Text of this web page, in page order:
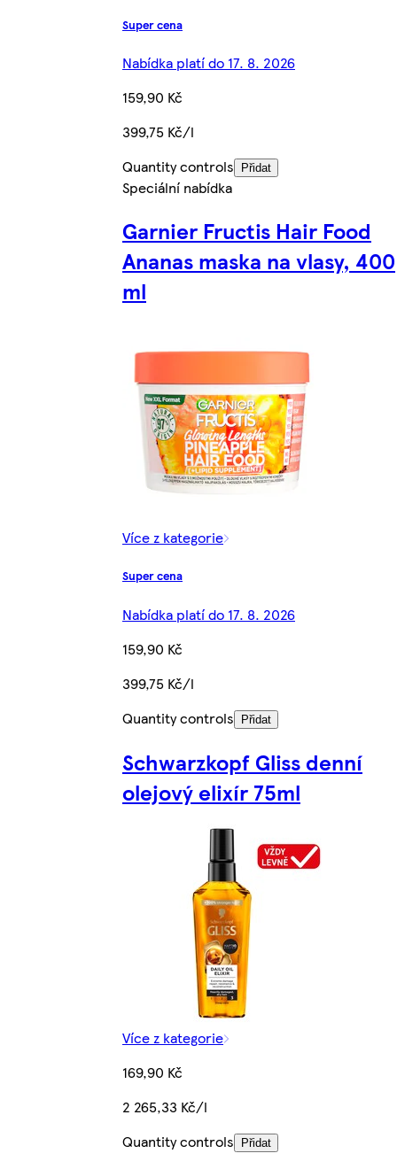
Super cena
Nabídka platí do 17. 8. 2026
159,90 Kč
399,75 Kč/l
Quantity controls
Přidat
Speciální nabídka
Garnier Fructis Hair Food
Ananas maska na vlasy, 400
ml
Více z kategorie
Super cena
Nabídka platí do 17. 8. 2026
159,90 Kč
399,75 Kč/l
Quantity controls
Přidat
Schwarzkopf Gliss denní
olejový elixír 75ml
Více z kategorie
169,90 Kč
2 265,33 Kč/l
Quantity controls
Přidat